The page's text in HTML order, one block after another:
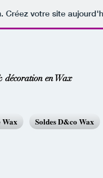
. Créez votre site
en Wax
Wax Soldes D&co Wax